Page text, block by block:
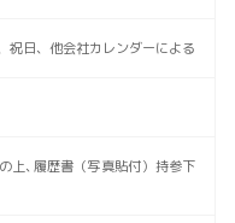
祝日、他会社カレンダーによる
上､履歴書（写真貼付）持参下